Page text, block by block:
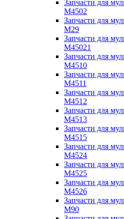
Запчасти для
M4502
Запчасти для
M29
Запчасти для
M45021
Запчасти для
M4510
Запчасти для
M4511
Запчасти для
M4512
Запчасти для
M4513
Запчасти для
M4515
Запчасти для
M4524
Запчасти для
M4525
Запчасти для
M4526
Запчасти для
M90